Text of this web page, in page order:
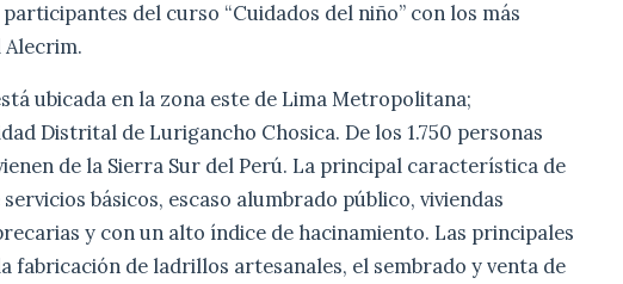
del curso “Cuidados del niño” con los más
ubicada en la zona este de Lima Metropolitana;
Distrital de Lurigancho Chosica. De los 1.750 personas
de la Sierra Sur del Perú. La principal característica de
básicos, escaso alumbrado público, viviendas
y con un alto índice de hacinamiento. Las principales
fabricación de ladrillos artesanales, el sembrado y venta de